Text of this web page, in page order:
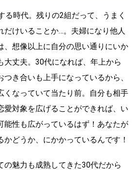
る時代。残りの2組だって、うまく
だけいることか…。夫婦になり他人
、想像以上に自分の思い通りにいか
大丈夫。30代になれば、年上から
き合いも上手になっているから、
くなっていて当たり前。自分も相手
愛対象を広げることができれば、い
能性も広がっているはず！あなたが
どうか、にかかっているんです！
の魅力も成熟してきた30代だから